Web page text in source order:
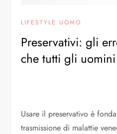
LIFESTYLE UOMO
Preservativi: gli
che tutti gli
Usare il preservativo è
trasmissione di malattie